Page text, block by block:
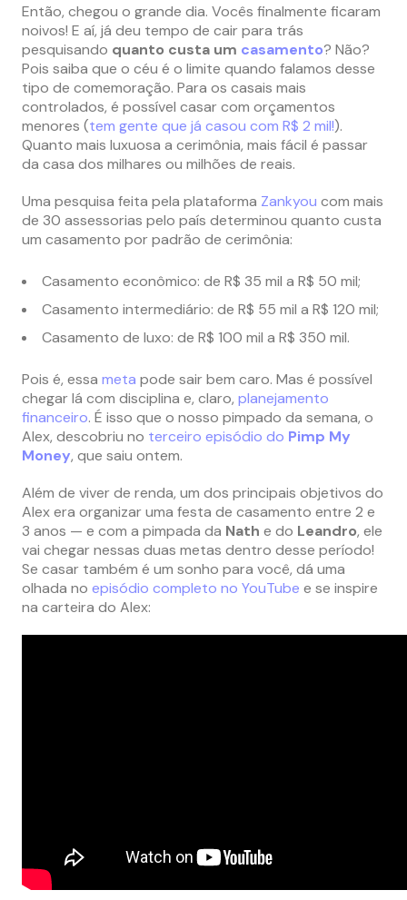
Então, chegou o grande dia. Vocês finalmente ficaram
noivos! E aí, já deu tempo de cair para trás
pesquisando quanto custa um casamento? Não?
Pois saiba que o céu é o limite quando falamos desse
tipo de comemoração. Para os casais mais
controlados, é possível casar com orçamentos
menores (tem gente que já casou com R$ 2 mil!).
Quanto mais luxuosa a cerimônia, mais fácil é passar
da casa dos milhares ou milhões de reais.
Uma pesquisa feita pela plataforma Zankyou com mais
de 30 assessorias pelo país determinou quanto custa
um casamento por padrão de cerimônia:
Casamento econômico: de R$ 35 mil a R$ 50 mil;
Casamento intermediário: de R$ 55 mil a R$ 120 mil;
Casamento de luxo: de R$ 100 mil a R$ 350 mil.
Pois é, essa meta pode sair bem caro. Mas é possível
chegar lá com disciplina e, claro, planejamento
financeiro. É isso que o nosso pimpado da semana, o
Alex, descobriu no terceiro episódio do Pimp My
Money, que saiu ontem.
Além de viver de renda, um dos principais objetivos do
Alex era organizar uma festa de casamento entre 2 e
3 anos — e com a pimpada da Nath e do Leandro, ele
vai chegar nessas duas metas dentro desse período!
Se casar também é um sonho para você, dá uma
olhada no episódio completo no YouTube e se inspire
na carteira do Alex: